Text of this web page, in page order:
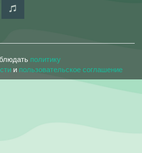
политику
и пользовательское соглашение